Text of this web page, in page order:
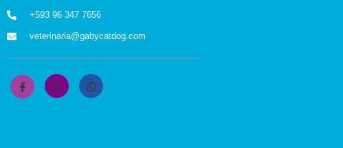
+593 96 347 7656
veterinaria@gabycatdog.com